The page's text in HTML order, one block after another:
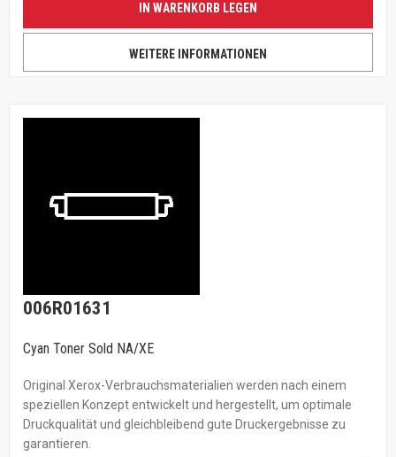
IN WARENKORB LEGEN
WEITERE INFORMATIONEN
006R01631
Cyan Toner Sold NA/XE
Original Xerox-Verbrauchsmaterialien werden nach einem
speziellen Konzept entwickelt und hergestellt, um optimale
Druckqualität und gleichbleibend gute Druckergebnisse zu
garantieren.